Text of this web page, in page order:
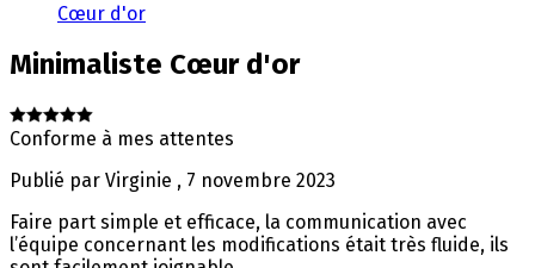
Cœur d'or
Minimaliste Cœur d'or
Conforme à mes attentes
Publié par Virginie , 7 novembre 2023
Faire part simple et efficace, la communication avec
l’équipe concernant les modifications était très fluide, ils